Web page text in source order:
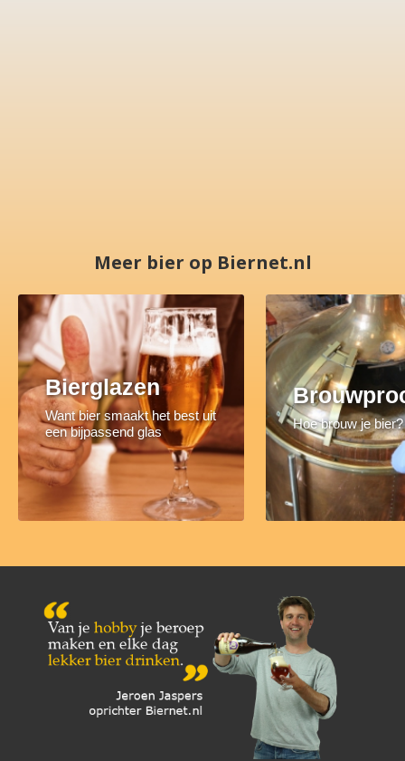
Meer bier op Biernet.nl
Bierglazen
Want bier smaakt het best uit
een bijpassend glas
Hoe brouw je bier?